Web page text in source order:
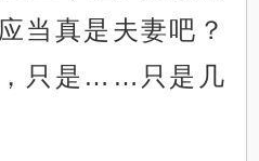
当真是夫妻吧？
只是……只是几